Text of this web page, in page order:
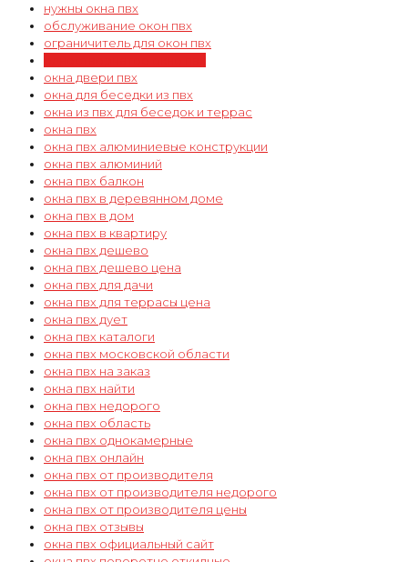
нужны окна пвх
обслуживание окон пвх
ограничитель для окон пвх
окна двери пвх
окна для беседки из пвх
окна из пвх для беседок и террас
окна пвх
окна пвх алюминиевые конструкции
окна пвх алюминий
окна пвх балкон
окна пвх в деревянном доме
окна пвх в дом
окна пвх в квартиру
окна пвх дешево
окна пвх дешево цена
окна пвх для дачи
окна пвх для террасы цена
окна пвх дует
окна пвх каталоги
окна пвх московской области
окна пвх на заказ
окна пвх найти
окна пвх недорого
окна пвх область
окна пвх однокамерные
окна пвх онлайн
окна пвх от производителя
окна пвх от производителя недорого
окна пвх от производителя цены
окна пвх отзывы
окна пвх официальный сайт